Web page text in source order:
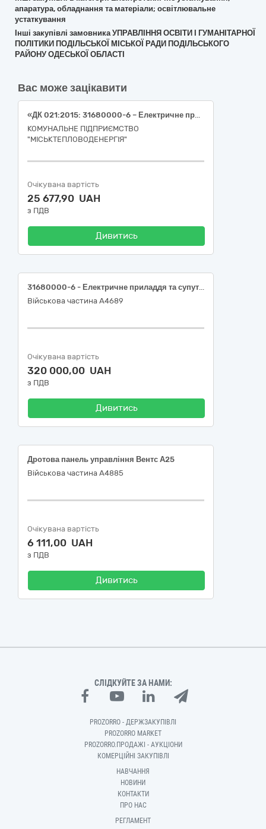
апаратура, обладнання та матеріали; освітлювальне
устаткування
Інші закупівлі замовника УПРАВЛІННЯ ОСВІТИ І ГУМАНІТАРНОЇ
ПОЛІТИКИ ПОДІЛЬСЬКОЇ МІСЬКОЇ РАДИ ПОДІЛЬСЬКОГО
РАЙОНУ ОДЕСЬКОЇ ОБЛАСТІ
Вас може зацікавити
«ДК 021:2015: 31680000-6 – Електричне приладдя та супутні товари до електричного обладнання. Електричне приладдя різне»
КОМУНАЛЬНЕ ПІДПРИЄМСТВО
"МІСЬКТЕПЛОВОДЕНЕРГІЯ"
Очікувана вартість
25 677,90 UAH
з ПДВ
Дивитись
31680000-6 - Електричне приладдя та супутні товари до електричного обладнання
Військова частина А4689
Очікувана вартість
320 000,00 UAH
з ПДВ
Дивитись
Дротова панель управління Вентс А25
Військова частина А4885
Очікувана вартість
6 111,00 UAH
з ПДВ
Дивитись
СЛІДКУЙТЕ ЗА НАМИ:
PROZORRO - ДЕРЖЗАКУПІВЛІ
PROZORRO MARKET
PROZORRO.ПРОДАЖІ - АУКЦІОНИ
КОМЕРЦІЙНІ ЗАКУПІВЛІ
НАВЧАННЯ
НОВИНИ
КОНТАКТИ
ПРО НАС
РЕГЛАМЕНТ